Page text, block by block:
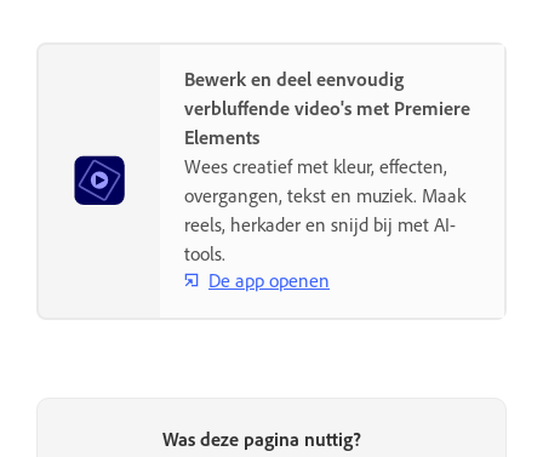
Bewerk en deel eenvoudig
verbluffende video's met Premiere
Elements
Wees creatief met kleur, effecten,
overgangen, tekst en muziek. Maak
reels, herkader en snijd bij met AI-
tools.
De app openen
Was deze pagina nuttig?